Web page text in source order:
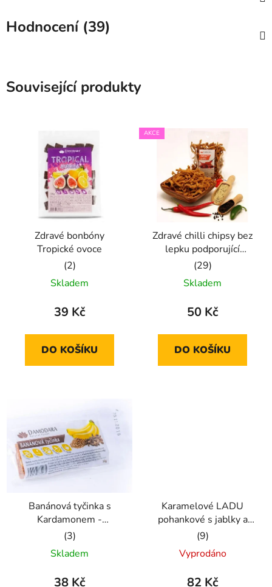
Hodnocení (39)
Související produkty
Zdravé bonbóny
Tropické ovoce
Průměrné
hodnocení
produktu
5,0
z
Skladem
39 Kč
DO KOŠÍKU
AKCE
Zdravé chilli chipsy bez
lepku podporující
hubnutí
Průměrné
hodnocení
produktu
5,0
z
Skladem
50 Kč
DO KOŠÍKU
Banánová tyčinka s
Kardamonem -
BEZlepku
Průměrné
hodnocení
produktu
Skladem
38 Kč
Karamelové LADU
pohankové s jablky a
skořicí
Průměrné
hodnocení
produktu
Vyprodáno
82 Kč